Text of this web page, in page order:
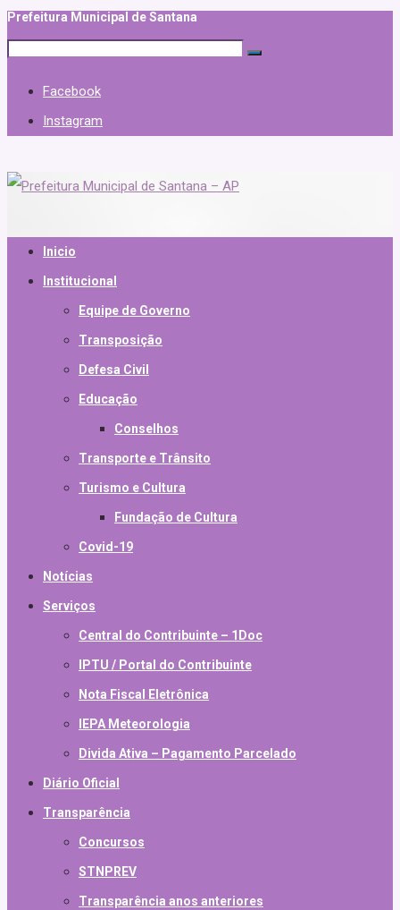
Prefeitura Municipal de Santana
Facebook
Instagram
Inicio
Institucional
Equipe de Governo
Transposição
Defesa Civil
Educação
Conselhos
Transporte e Trânsito
Turismo e Cultura
Fundação de Cultura
Covid-19
Notícias
Serviços
Central do Contribuinte – 1Doc
IPTU / Portal do Contribuinte
Nota Fiscal Eletrônica
IEPA Meteorologia
Divida Ativa – Pagamento Parcelado
Diário Oficial
Transparência
Concursos
STNPREV
Transparência anos anteriores